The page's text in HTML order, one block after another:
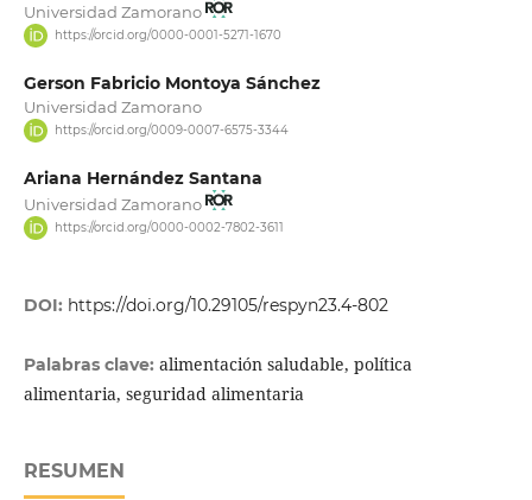
Universidad Zamorano
https://orcid.org/0000-0001-5271-1670
Gerson Fabricio Montoya Sánchez
Universidad Zamorano
https://orcid.org/0009-0007-6575-3344
Ariana Hernández Santana
Universidad Zamorano
https://orcid.org/0000-0002-7802-3611
DOI: https://doi.org/10.29105/respyn23.4-802
Palabras clave: alimentación saludable, política
alimentaria, seguridad alimentaria
RESUMEN